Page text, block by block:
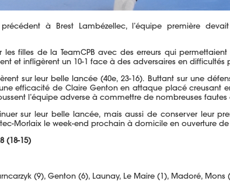
à Brest Lambézellec, l’équipe première
les filles de la TeamCPB avec des erreurs qui
et infligèrent un 10-1 face à des adversaires en difficultés
sur leur belle lancée (40e,23-16). Buttant sur une
efficacité de Claire Gentonen attaque placé creusant
l’équipe adverse à commettre de nombreuses
sur leur belle lancée, mais aussi de conserver leur
Morlaix le week-end prochain à domicile en ouverture
(18-15)
(9), Genton (6), Launay, Le Maire (1), Madoré, Mons